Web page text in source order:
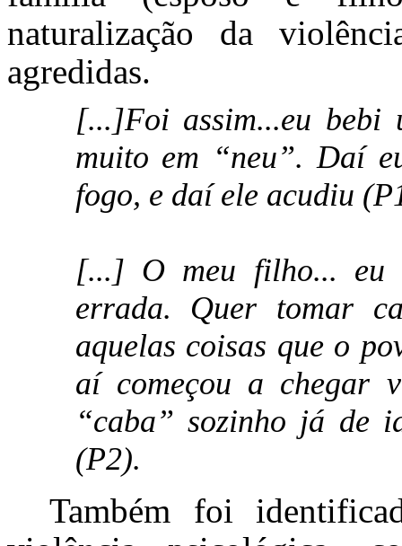
naturalização da
agredidas.
[...]Foi assim...eu bebi
muito em “neu”. Daí
fogo, e daí ele acudiu
[...] O meu filho... eu
errada. Quer tomar
aquelas coisas que o
aí começou a chegar
“caba” sozinho já de
(P2).
Também foi